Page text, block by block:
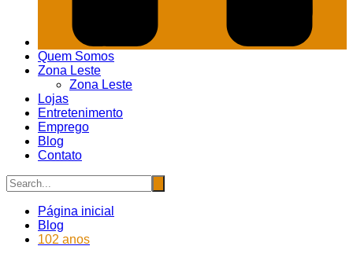
Quem Somos
Zona Leste
Zona Leste
Lojas
Entretenimento
Emprego
Blog
Contato
Página inicial
Blog
102 anos